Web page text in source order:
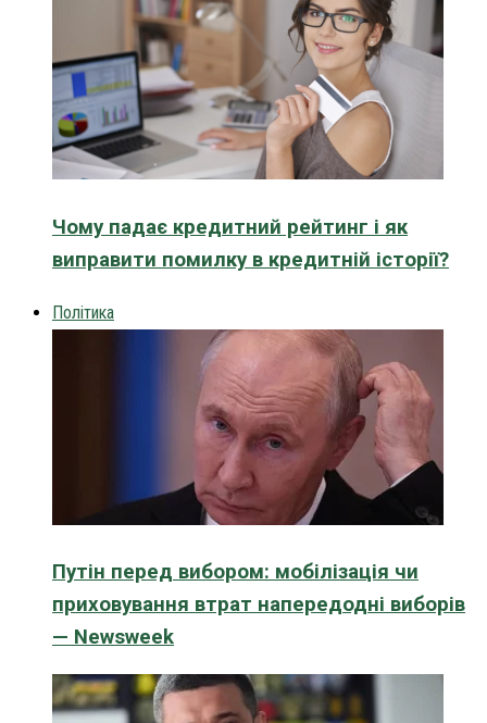
Чому падає кредитний рейтинг і як
виправити помилку в кредитній історії?
Політика
Путін перед вибором: мобілізація чи
приховування втрат напередодні виборів
— Newsweek